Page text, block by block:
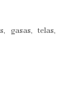
gasas, telas,